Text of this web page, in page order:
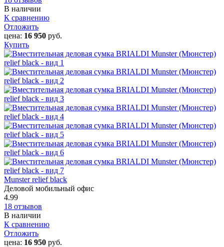
В наличии
К сравнению
Отложить
цена: 16 950 руб.
Купить
Munster relief black
Деловой мобильный офис
4.99
18 отзывов
В наличии
К сравнению
Отложить
цена: 16 950 руб.